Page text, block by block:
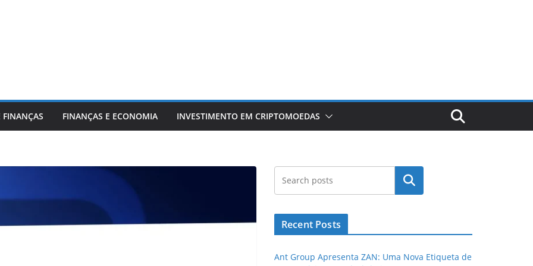
FINANÇAS FINANÇAS E ECONOMIA INVESTIMENTO EM CRIPTOMOEDAS
Pesquisar
Recent Posts
Ant Group Apresenta ZAN: Uma Nova Etiqueta de